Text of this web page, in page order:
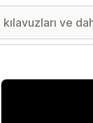
Öne çıkan görsel